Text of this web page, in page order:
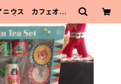
ニウス カフェオーナ